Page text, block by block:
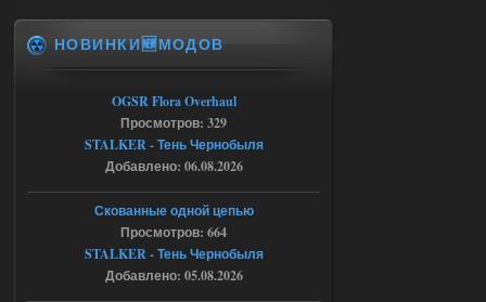
msg_box_kicked_by_server:picture
Ответить ➤
06.08.2026
Спавнер + Правки + Античит - Dead
City Final
Stalker-Mods-Clan-su
Доступно только для пользователей
Ответить ➤
НОВИНКИ🆕МОДОВ
OGSR Flora Overhaul
Просмотров: 329
STALKER - Тень Чернобыля
Добавлено: 06.08.2026
Скованные одной цепью
Просмотров: 664
STALKER - Тень Чернобыля
Добавлено: 05.08.2026